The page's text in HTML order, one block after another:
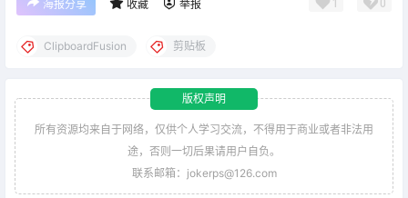
海报分享 收藏 举报
ClipboardFusion 剪贴板
版权声明
所有资源均来自于网络，仅供个人学习交流，不得用于商业或者非法用
途，否则一切后果请用户自负。
联系邮箱：jokerps@126.com